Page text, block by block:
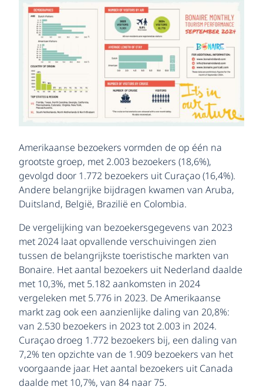
Amerikaanse bezoekers vormden de op één na
grootste groep, met 2.003 bezoekers (18,6%),
gevolgd door 1.772 bezoekers uit Curaçao (16,4%).
Andere belangrijke bijdragen kwamen van Aruba,
Duitsland, België, Brazilië en Colombia.
De vergelijking van bezoekersgegevens van 2023
met 2024 laat opvallende verschuivingen zien
tussen de belangrijkste toeristische markten van
Bonaire. Het aantal bezoekers uit Nederland daalde
met 10,3%, met 5.182 aankomsten in 2024
vergeleken met 5.776 in 2023. De Amerikaanse
markt zag ook een aanzienlijke daling van 20,8%:
van 2.530 bezoekers in 2023 tot 2.003 in 2024.
Curaçao droeg 1.772 bezoekers bij, een daling van
7,2% ten opzichte van de 1.909 bezoekers van het
voorgaande jaar. Het aantal bezoekers uit Canada
daalde met 10,7%, van 84 naar 75.